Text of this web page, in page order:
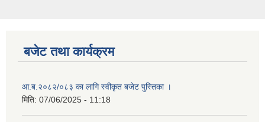
बजेट तथा कार्यक्रम
आ.ब.२०८२/०८३ का लागि स्वीकृत बजेट पुस्तिका ।
मिति: 07/06/2025 - 11:18